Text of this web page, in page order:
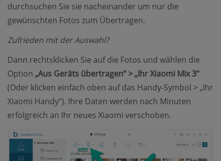
durchsuchen Sie sie nacheinander um nur die
gewünschten Fotos zum Übertragen.
Zufrieden mit der Auswahl?
Dann rechtsklicken Sie auf die Fotos und wählen die
Option „Aus Geräts übertragen“ > „Ihr Xiaomi Mix 3“
(Oder klicken einfach oben auf das Handy-Symbol > „Ihr
Xiaomi Handy“). Ihre Daten werden nach Minuten
erfolgreich an Ihr neues Xiaomi verschoben.